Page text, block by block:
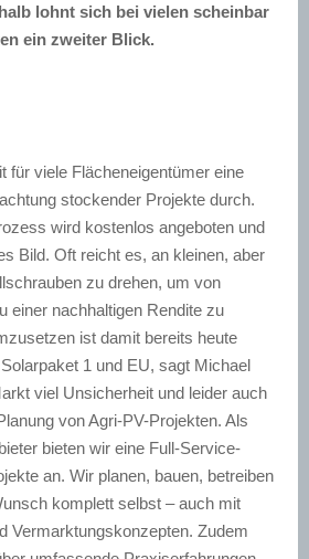
lohnt sich bei vielen scheinbar
ein zweiter Blick.
für viele Flächeneigentümer eine
stockender Projekte durch.
wird kostenlos angeboten und
Bild. Oft reicht es, an kleinen, aber
zu drehen, um von
einer nachhaltigen Rendite zu
ist damit bereits heute
1 und EU, sagt Michael
viel Unsicherheit und leider auch
von Agri-PV-Projekten. Als
bieten wir eine Full-Service-
an. Wir planen, bauen, betreiben
komplett selbst – auch mit
Vermarktungskonzepten. Zudem